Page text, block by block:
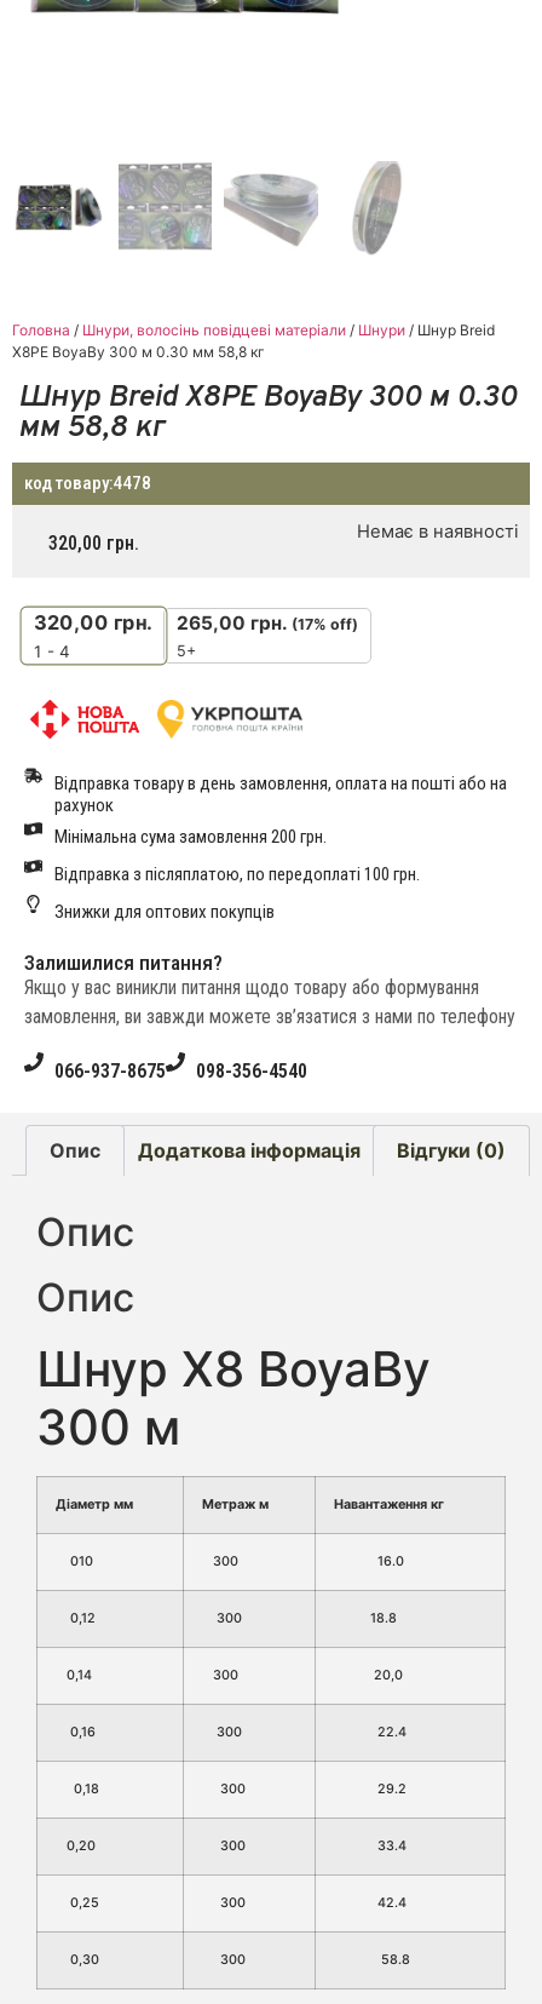
Головна / Шнури, волосінь повідцеві матеріали / Шнури / Шнур Breid
X8PE BoyaBy 300 м 0.30 мм 58,8 кг
Шнур Breid X8PE BoyaBy 300 м 0.30
мм 58,8 кг
код товару:4478
320,00 грн. Немає в наявності
320,00 грн.
1 - 4
265,00 грн. (17% off)
5+
Відправка товару в день замовлення, оплата на пошті або на
рахунок
Мінімальна сума замовлення 200 грн.
Відправка з післяплатою, по передоплаті 100 грн.
Знижки для оптових покупців
Залишилися питання?
Якщо у вас виникли питання щодо товару або формування
замовлення, ви завжди можете зв’язатися з нами по телефону
066-937-8675 098-356-4540
Опис Додаткова інформація Відгуки (0)
Опис
Опис
Шнур X8 BoyaBy
300 м
Діаметр мм Метраж м Навантаження кг
010 300 16.0
0,12 300 18.8
0,14 300 20,0
0,16 300 22.4
0,18 300 29.2
0,20 300 33.4
0,25 300 42.4
0,30 300 58.8